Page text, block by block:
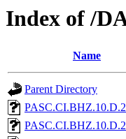
Index of /
Name
Parent Directory